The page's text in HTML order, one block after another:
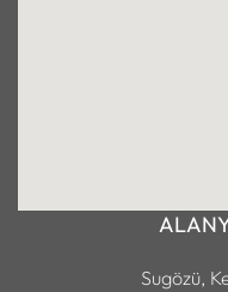
Sugözü,